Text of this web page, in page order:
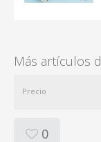
Más artículos
Precio
0